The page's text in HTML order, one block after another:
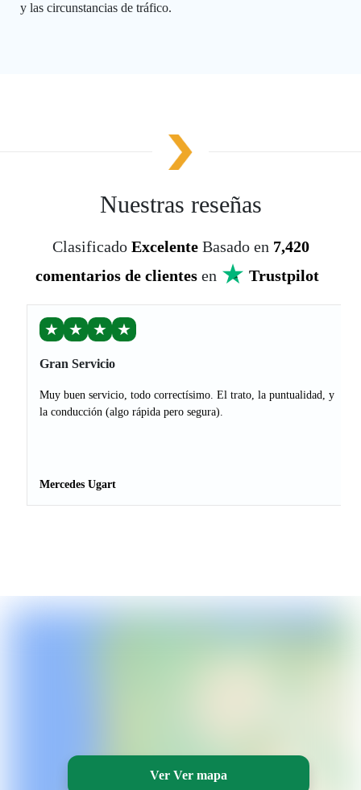
y las circunstancias de tráfico.
Nuestras reseñas
Clasificado Excelente Basado en 7,420
comentarios de clientes en Trustpilot
★ ★ ★ ★
Gran Servicio
Muy buen servicio, todo correctísimo. El trato, la puntualidad, y
la conducción (algo rápida pero segura).
Mercedes Ugart
Ver Ver mapa